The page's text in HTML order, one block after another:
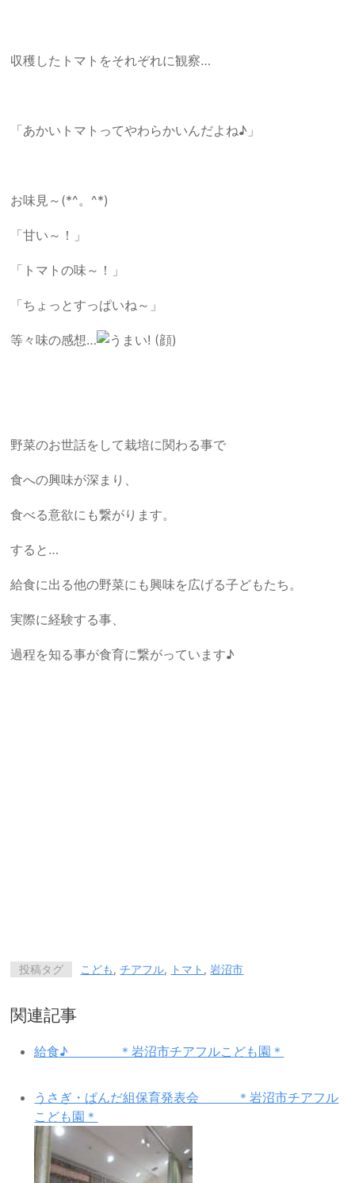
収穫したトマトをそれぞれに観察…
「あかいトマトってやわらかいんだよね♪」
お味見～(*^。^*)
「甘い～！」
「トマトの味～！」
「ちょっとすっぱいね～」
等々味の感想…
野菜のお世話をして栽培に関わる事で
食への興味が深まり、
食べる意欲にも繋がります。
すると…
給食に出る他の野菜にも興味を広げる子どもたち。
実際に経験する事、
過程を知る事が食育に繋がっています♪
投稿タグ こども,チアフル, トマト ,岩沼市
関連記事
給食♪ ＊岩沼市チアフルこども園＊
うさぎ・ぱんだ組保育発表会 ＊岩沼市チアフル
こども園＊